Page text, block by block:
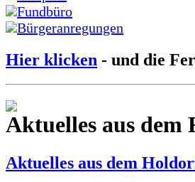
Fundbüro
Bürgeranregungen
Hier klicken - und die
Aktuelles aus dem
Aktuelles aus dem